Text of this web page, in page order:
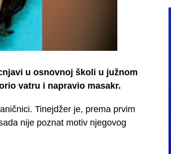
u osnovnoj školi u južnom
vatru i napravio masakr.
Tinejdžer je, prema prvim
nije poznat motiv njegovog